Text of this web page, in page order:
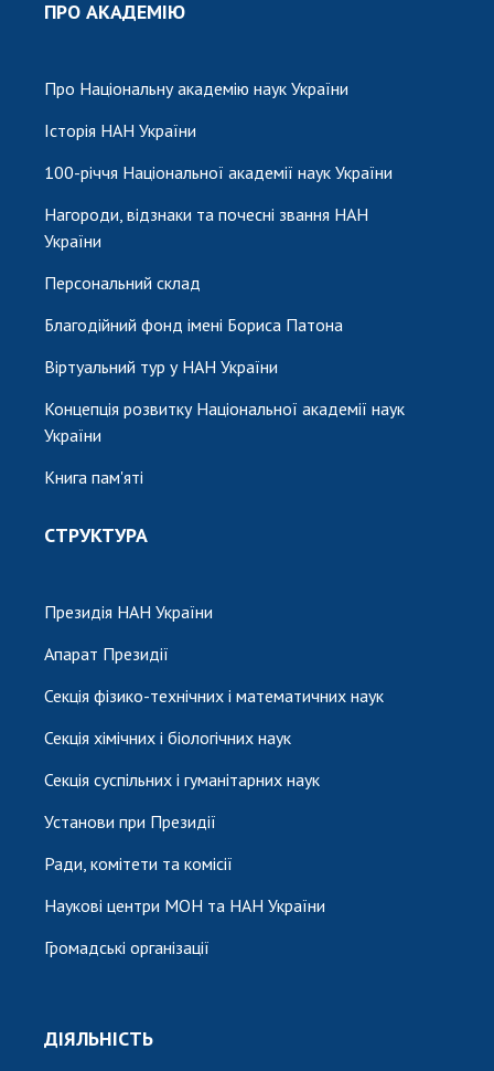
ПРО АКАДЕМІЮ
Про Національну академію наук України
Історія НАН України
100-річчя Національної академії наук України
Нагороди, відзнаки та почесні звання НАН
України
Персональний склад
Благодійний фонд імені Бориса Патона
Віртуальний тур у НАН України
Концепція розвитку Національної академії наук
України
Книга пам'яті
СТРУКТУРА
Президія НАН України
Апарат Президії
Секція фізико-технічних і математичних наук
Секція хімічних і біологічних наук
Секція суспільних і гуманітарних наук
Установи при Президії
Ради, комітети та комісії
Наукові центри МОН та НАН України
Громадські організації
ДІЯЛЬНІСТЬ